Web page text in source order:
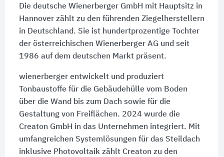
Die deutsche Wienerberger GmbH mit Hauptsitz in
Hannover zählt zu den führenden Ziegelherstellern
in Deutschland. Sie ist hundertprozentige Tochter
der österreichischen Wienerberger AG und seit
1986 auf dem deutschen Markt präsent.
wienerberger entwickelt und produziert
Tonbaustoffe für die Gebäudehülle vom Boden
über die Wand bis zum Dach sowie für die
Gestaltung von Freiflächen. 2024 wurde die
Creaton GmbH in das Unternehmen integriert. Mit
umfangreichen Systemlösungen für das Steildach
inklusive Photovoltaik zählt Creaton zu den